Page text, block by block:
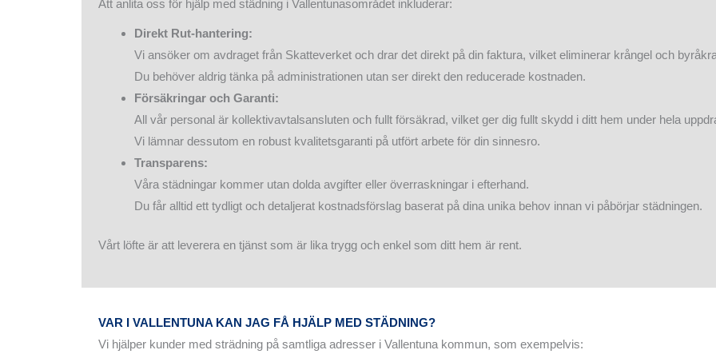
Att anlita oss för hjälp med städning i Vallentunasområdet inkluderar:
Direkt Rut-hantering:
Vi ansöker om avdraget från Skatteverket och drar det direkt på din faktura, vilket eliminerar krångel och
Du behöver aldrig tänka på administrationen utan ser direkt den reducerade kostnaden.
Försäkringar och Garanti:
All vår personal är kollektivavtalsansluten och fullt försäkrad, vilket ger dig fullt skydd i ditt hem under hela
Vi lämnar dessutom en robust kvalitetsgaranti på utfört arbete för din sinnesro.
Transparens:
Våra städningar kommer utan dolda avgifter eller överraskningar i efterhand.
Du får alltid ett tydligt och detaljerat kostnadsförslag baserat på dina unika behov innan vi påbörjar städningen.
Vårt löfte är att leverera en tjänst som är lika trygg och enkel som ditt hem är rent.
VAR I VALLENTUNA KAN JAG FÅ HJÄLP MED STÄDNING?
Vi hjälper kunder med strädning på samtliga adresser i Vallentuna kommun, som exempelvis: